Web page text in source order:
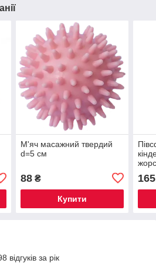
М'яч масажний твердий
d=5 см
88₴
Купити
165
за рік